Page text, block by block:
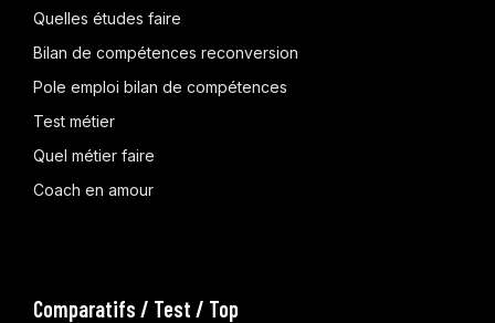
Quelles études faire
Bilan de compétences reconversion
Pole emploi bilan de compétences
Test métier
Quel métier faire
Coach en amour
Comparatifs / Test / Top